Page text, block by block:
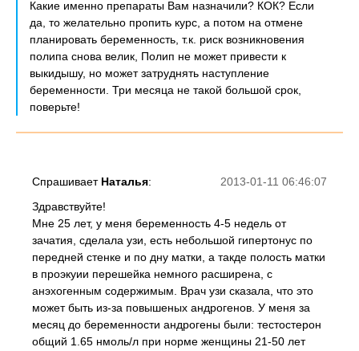
Какие именно препараты Вам назначили? КОК? Если
да, то желательно пропить курс, а потом на отмене
планировать беременность, т.к. риск возникновения
полипа снова велик, Полип не может привести к
выкидышу, но может затруднять наступление
беременности. Три месяца не такой большой срок,
поверьте!
2013-01-11 06:46:07
Спрашивает Наталья:
Здравствуйте!
Мне 25 лет, у меня беременность 4-5 недель от
зачатия, сделала узи, есть небольшой гипертонус по
передней стенке и по дну матки, а такде полость матки
в проэкуии перешейка немного расширена, с
анэхогенным содержимым. Врач узи сказала, что это
может быть из-за повышеных андрогенов. У меня за
месяц до беременности андрогены были: тестостерон
общий 1.65 нмоль/л при норме женщины 21-50 лет